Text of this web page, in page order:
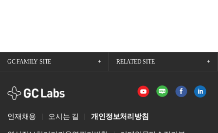
GC FAMILY SITE RELATED SITE
GCLabs
인재채용 오시는 길 개인정보처리방침